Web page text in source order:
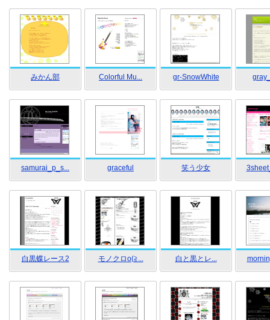
みかん部 Colorful Mu... gr-SnowWhite
samurai_p_s... graceful 笑う少女
白黒蝶レース2 モノクロo(≧... 白と黒とレ...